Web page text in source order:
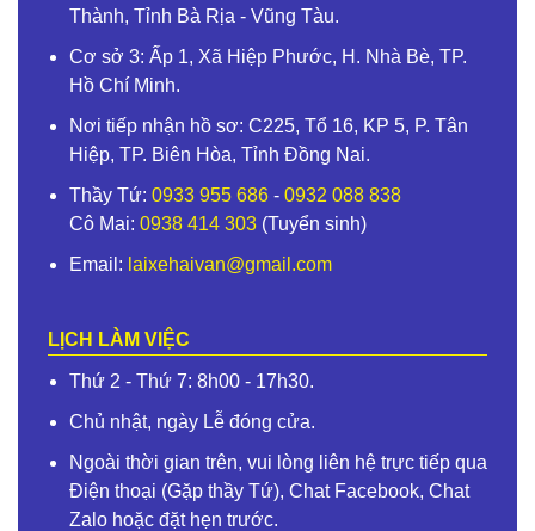
Thành, Tỉnh Bà Rịa - Vũng Tàu.
Cơ sở 3: Ấp 1, Xã Hiệp Phước, H. Nhà Bè, TP.
Hồ Chí Minh.
Nơi tiếp nhận hồ sơ: C225, Tổ 16, KP 5, P. Tân
Hiệp, TP. Biên Hòa, Tỉnh Đồng Nai.
Thầy Tứ: 0933 955 686 - 0932 088 838
Cô Mai: 0938 414 303 (Tuyển sinh)
Email: laixehaivan@gmail.com
LỊCH LÀM VIỆC
Thứ 2 - Thứ 7: 8h00 - 17h30.
Chủ nhật, ngày Lễ đóng cửa.
Ngoài thời gian trên, vui lòng liên hệ trực tiếp qua
Điện thoại (Gặp thầy Tứ), Chat Facebook, Chat
Zalo hoặc đặt hẹn trước.